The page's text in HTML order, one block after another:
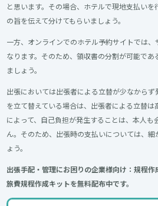
と思います。その場合、ホテルで現地支払い
の旨を伝えて分けてもらいましょう。
一方、オンラインでのホテル予約サイトでは
なります。そのため、領収書の分割が可能で
ましょう。
出張においては出張者による立替が少なから
を立て替えている場合は、出張者による立替
によって、自己負担が発生することは、本人
ん。そのため、出張時の支払いについては、
ょう。
出張手配・管理にお困りの企業様向け：規程
旅費規程作成キットを無料配布中です。